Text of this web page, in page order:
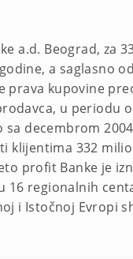
a.d. Beograd, za
a saglasno
kupovine
u periodu
decembrom
klijentima 332
profit Banke je
16 regionalnih
i Istočnoj Evropi